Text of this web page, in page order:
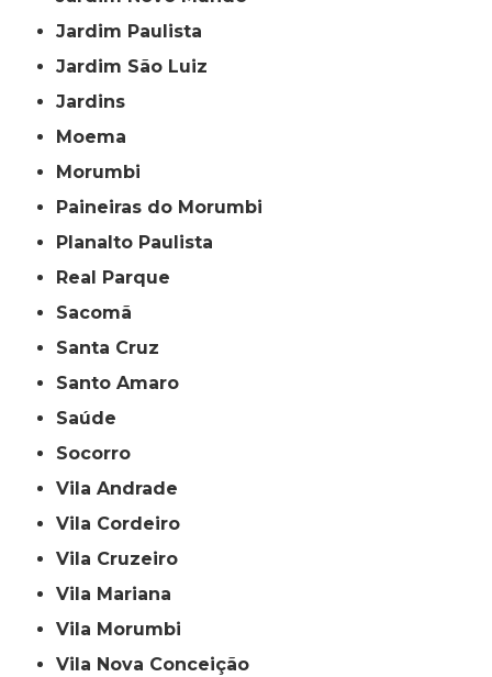
Jardim Paulista
Jardim São Luiz
Jardins
Moema
Morumbi
Paineiras do Morumbi
Planalto Paulista
Real Parque
Sacomã
Santa Cruz
Santo Amaro
Saúde
Socorro
Vila Andrade
Vila Cordeiro
Vila Cruzeiro
Vila Mariana
Vila Morumbi
Vila Nova Conceição